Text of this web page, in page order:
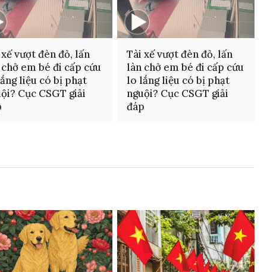
vượt đèn đỏ, lấn
em bé đi cấp cứu
liệu có bị phạt
Cục CSGT giải
Tài xế vượt đèn đỏ, lấn
làn chở em bé đi cấp cứu
lo lắng liệu có bị phạt
nguội? Cục CSGT giải
đáp